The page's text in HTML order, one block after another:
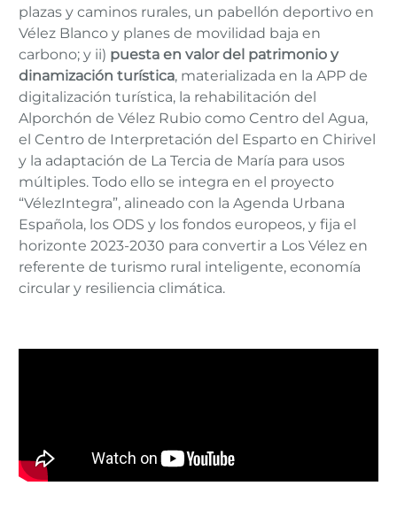
plazas y caminos rurales, un pabellón deportivo en
Vélez Blanco y planes de movilidad baja en
carbono; y ii) puesta en valor del patrimonio y
dinamización turística, materializada en la APP de
digitalización turística, la rehabilitación del
Alporchón de Vélez Rubio como Centro del Agua,
el Centro de Interpretación del Esparto en Chirivel
y la adaptación de La Tercia de María para usos
múltiples. Todo ello se integra en el proyecto
“VélezIntegra”, alineado con la Agenda Urbana
Española, los ODS y los fondos europeos, y fija el
horizonte 2023-2030 para convertir a Los Vélez en
referente de turismo rural inteligente, economía
circular y resiliencia climática.